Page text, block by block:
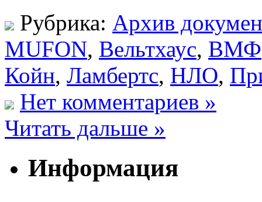
Рубрика: Архив
MUFON, Вельтхаус, ВМФ
Койн, Ламбертс, НЛО,
Нет комментариев »
Читать дальше »
Информация